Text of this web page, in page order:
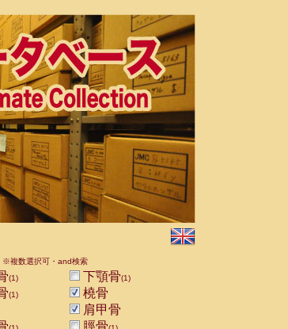
※複数選択可・and検索
(1) 下顎骨(1)
(1)
橈骨
肩甲骨
脛骨